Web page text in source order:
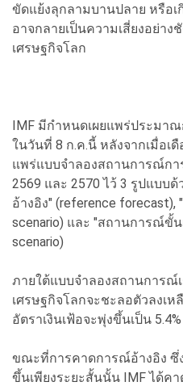
ขัดแย้งลุกลามบานปลาย หรือ
อาจกลายเป็นความเสี่ยงอย่าง
เศรษฐกิจโลก
IMF มีกำหนดเผยแพร่ประมา
ในวันที่ 8 ก.ค.นี้ หลังจากเมื่อเดื
แพร่แบบจำลองสถานการณ์กา
2569 และ 2570 ไว้ 3 รูปแบบ
อ้างอิง" (reference
scenario) และ "สถานการณ์ขั้น
scenario)
ภายใต้แบบจำลองสถานการณ์
เศรษฐกิจโลกจะชะลอตัวลงเ
อัตราเงินเฟ้อจะพุ่งขึ้นเป็น 5.4%
ขณะที่การคาดการณ์อ้างอิง ซึ่
ขึ้นเพียงระยะสั้นนั้น IMF ได้ค